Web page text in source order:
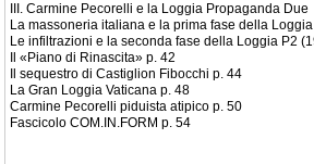
III. Carmine Pecorelli e la Loggia Propaganda Due
La massoneria italiana e la prima fase della
Le infiltrazioni e la seconda fase della Loggia P2
Il «Piano di Rinascita» p. 42
Il sequestro di Castiglion Fibocchi p. 44
La Gran Loggia Vaticana p. 48
Carmine Pecorelli piduista atipico p. 50
Fascicolo COM.IN.FORM p. 54